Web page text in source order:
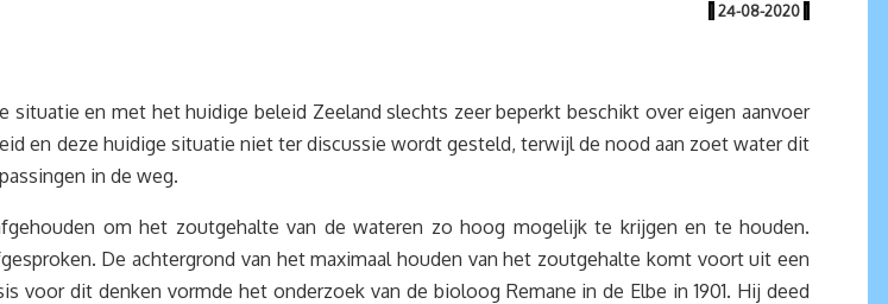
| 24-08-2020 |
en met het huidige beleid Zeeland slechts zeer beperkt beschikt over eigen aanvoer
en deze huidige situatie niet ter discussie wordt gesteld, terwijl de nood aan zoet water dit
in de weg.
om het zoutgehalte van de wateren zo hoog mogelijk te krijgen en te houden.
De achtergrond van het maximaal houden van het zoutgehalte komt voort uit een
voor dit denken vormde het onderzoek van de bioloog Remane in de Elbe in 1901. Hij deed